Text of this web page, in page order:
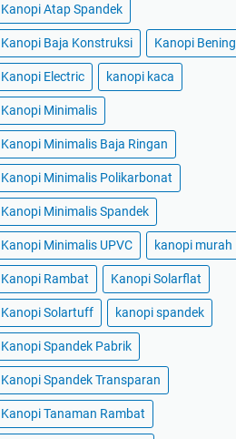
Kanopi Atap Spandek
Kanopi Baja Konstruksi Kanopi Bening
Kanopi Electric kanopi kaca
Kanopi Minimalis
Kanopi Minimalis Baja Ringan
Kanopi Minimalis Polikarbonat
Kanopi Minimalis Spandek
Kanopi Minimalis UPVC kanopi murah
Kanopi Rambat Kanopi Solarflat
Kanopi Solartuff kanopi spandek
Kanopi Spandek Pabrik
Kanopi Spandek Transparan
Kanopi Tanaman Rambat